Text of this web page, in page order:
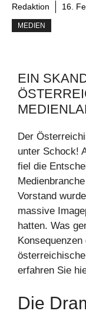
Redaktion 16.
MEDIEN
EIN
Der
unter Schock!
fiel die
Vorstand
massive
hatten. Was
erfahren Sie
Die